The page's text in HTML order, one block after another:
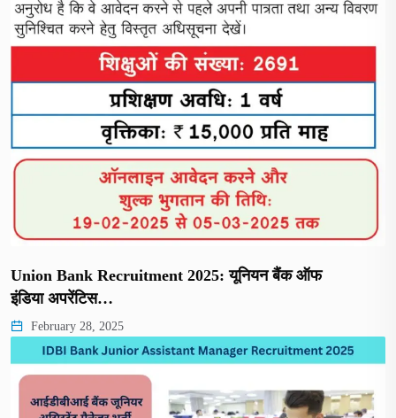
Union Bank Recruitment 2025: यूनियन बैंक ऑफ
इंडिया अपरेंटिस…
February 28, 2025